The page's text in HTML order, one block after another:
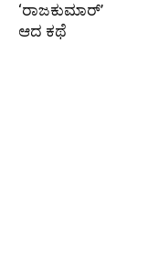
‘ರಾಜಕುಮಾರ್‍’
ಆದ ಕಥೆ